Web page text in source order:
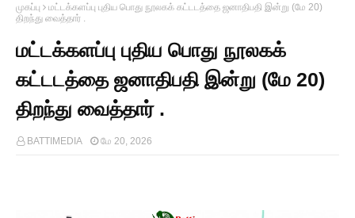
முகப்பு
மட்டக்களப்பு புதிய பொது நூலகக் கட்டடத்தை ஜனாதிபதி இன்று (மே 20)
திறந்து வைத்தார் .
மட்டக்களப்பு புதிய பொது நூலகக்
கட்டடத்தை ஜனாதிபதி இன்று (மே 20)
திறந்து வைத்தார் .
BATTIMEDIA மே 20, 2026